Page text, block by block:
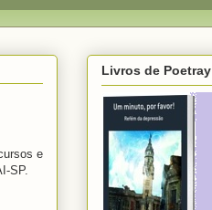
e
SP.
Livros de Poetray